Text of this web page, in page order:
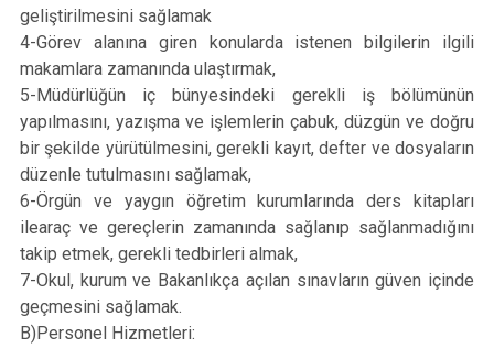
geliştirilmesini sağlamak
4-Görev alanına giren konularda istenen bilgilerin ilgili
makamlara zamanında ulaştırmak,
5-Müdürlüğün iç bünyesindeki gerekli iş bölümünün
yapılmasını, yazışma ve işlemlerin çabuk, düzgün ve doğru
bir şekilde yürütülmesini, gerekli kayıt, defter ve dosyaların
düzenle tutulmasını sağlamak,
6-Örgün ve yaygın öğretim kurumlarında ders kitapları
ilearaç ve gereçlerin zamanında sağlanıp sağlanmadığını
takip etmek, gerekli tedbirleri almak,
7-Okul, kurum ve Bakanlıkça açılan sınavların güven içinde
geçmesini sağlamak.
B)Personel Hizmetleri: